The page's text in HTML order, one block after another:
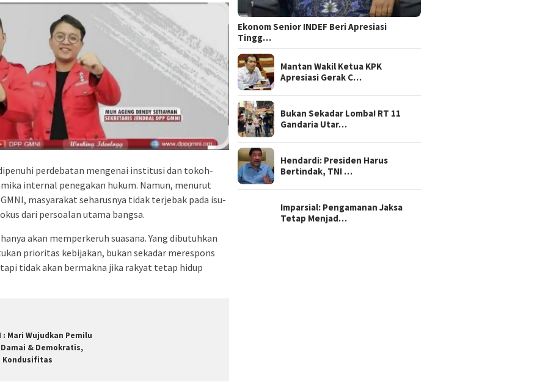
perdebatan mengenai institusi dan tokoh-
internal penegakan hukum. Namun, menurut
masyarakat seharusnya tidak terjebak pada isu-
dari persoalan utama bangsa.
akan memperkeruh suasana. Yang dibutuhkan
prioritas kebijakan, bukan sekadar merespons
tidak akan bermakna jika rakyat tetap hidup
: Mari Wujudkan Pemilu
Damai & Demokratis,
Kondusifitas
Ekonom Senior INDEF Beri Apresiasi
Tingg…
Mantan Wakil Ketua KPK
Apresiasi Gerak C…
Bukan Sekadar Lomba! RT 11
Gandaria Utar…
Hendardi: Presiden Harus
Bertindak, TNI …
Imparsial: Pengamanan Jaksa
Tetap Menjad…